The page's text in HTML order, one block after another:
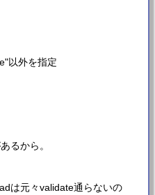
以外を指定
るから。
は元々validate通らないの